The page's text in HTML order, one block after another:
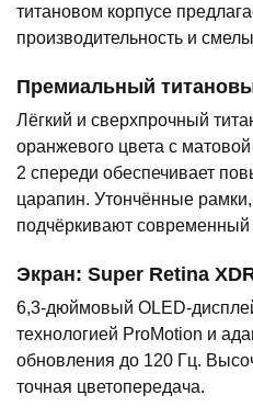
титановом корпусе
производительность и
Премиальный
Лёгкий и сверхпрочный
оранжевого цвета с
2 спереди обеспечивает
царапин. Утончённые
подчёркивают современный
Экран: Super Retina
6,3-дюймовый OLED-
технологией ProMotion и
обновления до 120 Гц.
точная цветопередача.